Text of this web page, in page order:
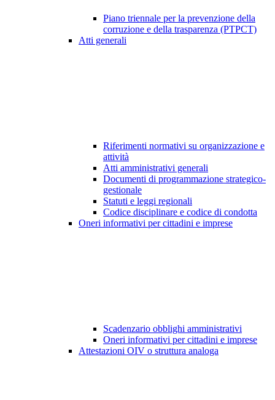
Piano triennale per la prevenzione della
corruzione e della trasparenza (PTPCT)
Atti generali
Riferimenti normativi su organizzazione e
attività
Atti amministrativi generali
Documenti di programmazione strategico-
gestionale
Statuti e leggi regionali
Codice disciplinare e codice di condotta
Oneri informativi per cittadini e imprese
Scadenzario obblighi amministrativi
Oneri informativi per cittadini e imprese
Attestazioni OIV o struttura analoga